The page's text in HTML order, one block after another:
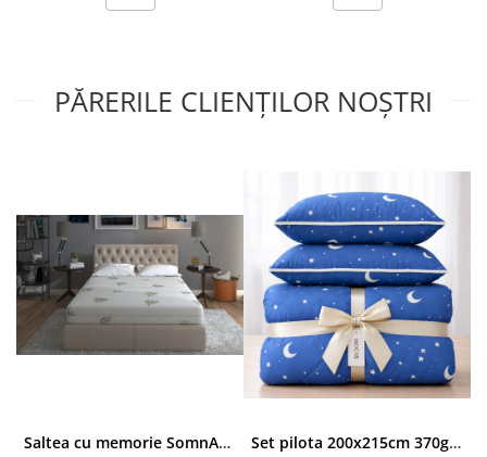
PĂRERILE CLIENȚILOR NOȘTRI
Saltea cu memorie SomnART XXL Memory Plus 160x190, înălțime 25cm, pentru persoane supraponderale, husă Aloe Vera detașabilă, rulată, fermitate mare Set pilota 200x215cm 370g cu 2 perne 50x70,albastru- PLT36